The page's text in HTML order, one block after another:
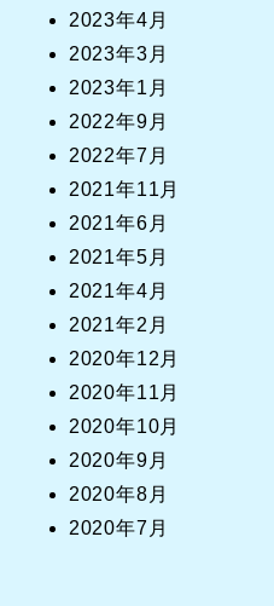
2023年4月
2023年3月
2023年1月
2022年9月
2022年7月
2021年11月
2021年6月
2021年5月
2021年4月
2021年2月
2020年12月
2020年11月
2020年10月
2020年9月
2020年8月
2020年7月